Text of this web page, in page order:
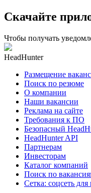
Скачайте
Чтобы получать
HeadHunter
Размещение
Поиск по резюме
О компании
Наши вакансии
Реклама на сайте
Требования к ПО
Безопасный
HeadHunter API
Партнерам
Инвесторам
Каталог компаний
Поиск по
Сетка: соцсеть для